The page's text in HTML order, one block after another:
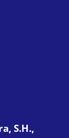
S.H.,